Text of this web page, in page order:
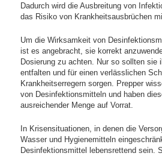
Dadurch wird die Ausbreitung von
das Risiko von Krankheitsausbrüchen
Um die Wirksamkeit von
ist es angebracht, sie korrekt
Dosierung zu achten. Nur so sollten sie
entfalten und für einen verlässlichen
Krankheitserregern sorgen. Prepper
von Desinfektionsmitteln und haben
ausreichender Menge auf Vorrat.
In Krisensituationen, in denen die
Wasser und Hygienemitteln
Desinfektionsmittel lebensrettend sein.